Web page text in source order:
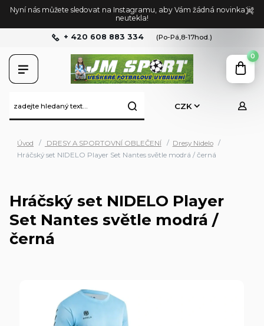
Nyní nás můžete sledovat na Instagramu, aby Vám žádná novinka již
neutekla!
CZK
+ 420 608 883 334 (Po-Pá,8-17hod.)
0
Úvod DRESY A SPORTOVNÍ OBLEČENÍ
Dresy Nidelo
Hráčský set NIDELO Player Set Nantes světle modrá / černá
Hráčský set NIDELO Player
Set Nantes světle modrá /
černá